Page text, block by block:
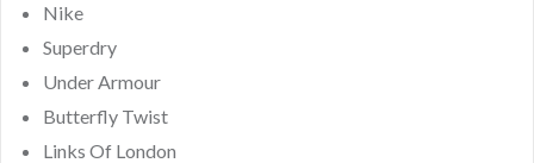
Nike
Superdry
Under Armour
Butterfly Twist
Links Of London